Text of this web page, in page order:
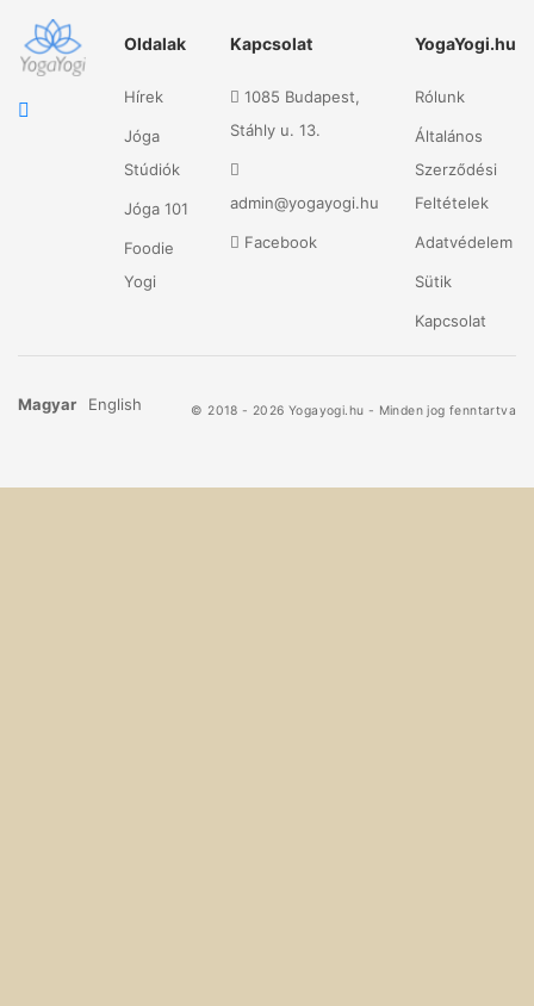
Oldalak
Hírek
Jóga
Stúdiók
Jóga 101
Foodie
Yogi
Kapcsolat
1085 Budapest,
Stáhly u. 13.
admin@yogayogi.hu
Facebook
YogaYogi.hu
Rólunk
Általános
Szerződési
Feltételek
Adatvédelem
Sütik
Kapcsolat
Magyar English © 2018 - 2026 Yogayogi.hu - Minden jog fenntartva